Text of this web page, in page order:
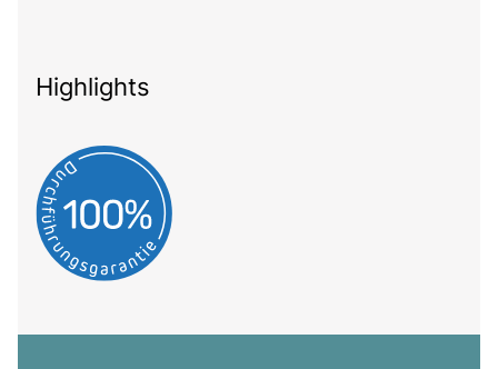
Highlights